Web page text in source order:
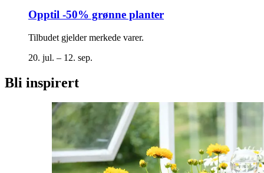
Opptil -50% grønne planter
Tilbudet gjelder merkede varer.
20. jul. – 12. sep.
Bli inspirert